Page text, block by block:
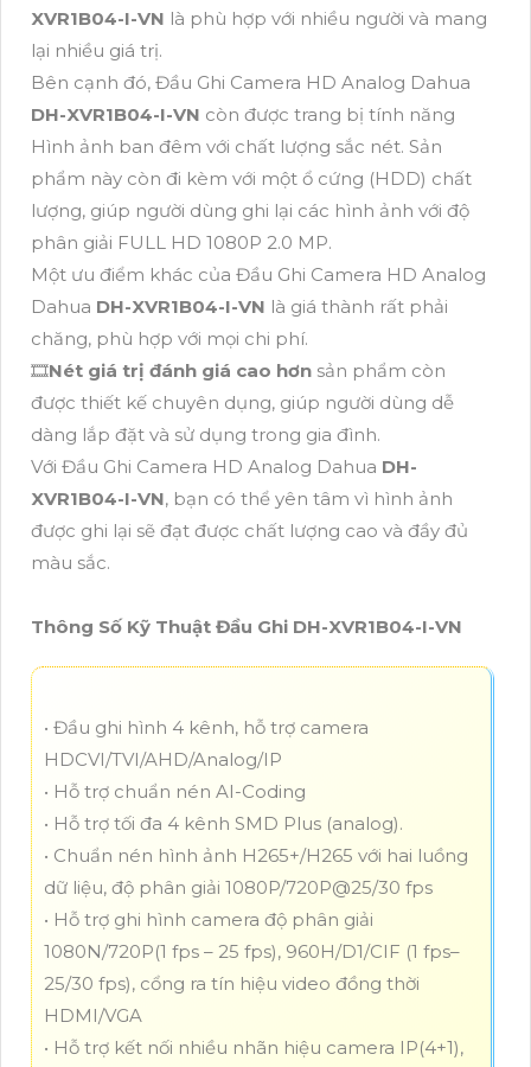
XVR1B04-I-VN là phù hợp với nhiều người và mang
lại nhiều giá trị.
Bên cạnh đó, Đầu Ghi Camera HD Analog Dahua
DH-XVR1B04-I-VN còn được trang bị tính năng
Hình ảnh ban đêm với chất lượng sắc nét. Sản
phẩm này còn đi kèm với một ổ cứng (HDD) chất
lượng, giúp người dùng ghi lại các hình ảnh với độ
phân giải FULL HD 1080P 2.0 MP.
Một ưu điểm khác của Đầu Ghi Camera HD Analog
Dahua DH-XVR1B04-I-VN là giá thành rất phải
chăng, phù hợp với mọi chi phí.
🎞Nét giá trị đánh giá cao hơn sản phẩm còn
được thiết kế chuyên dụng, giúp người dùng dễ
dàng lắp đặt và sử dụng trong gia đình.
Với Đầu Ghi Camera HD Analog Dahua DH-
XVR1B04-I-VN, bạn có thể yên tâm vì hình ảnh
được ghi lại sẽ đạt được chất lượng cao và đầy đủ
màu sắc.
Thông Số Kỹ Thuật Đầu Ghi DH-XVR1B04-I-VN
• Đầu ghi hình 4 kênh, hỗ trợ camera
HDCVI/TVI/AHD/Analog/IP
• Hỗ trợ chuẩn nén AI-Coding
• Hỗ trợ tối đa 4 kênh SMD Plus (analog).
• Chuẩn nén hình ảnh H265+/H265 với hai luồng
dữ liệu, độ phân giải 1080P/720P@25/30 fps
• Hỗ trợ ghi hình camera độ phân giải
1080N/720P(1 fps – 25 fps), 960H/D1/CIF (1 fps–
25/30 fps), cổng ra tín hiệu video đồng thời
HDMI/VGA
• Hỗ trợ kết nối nhiều nhãn hiệu camera IP(4+1),